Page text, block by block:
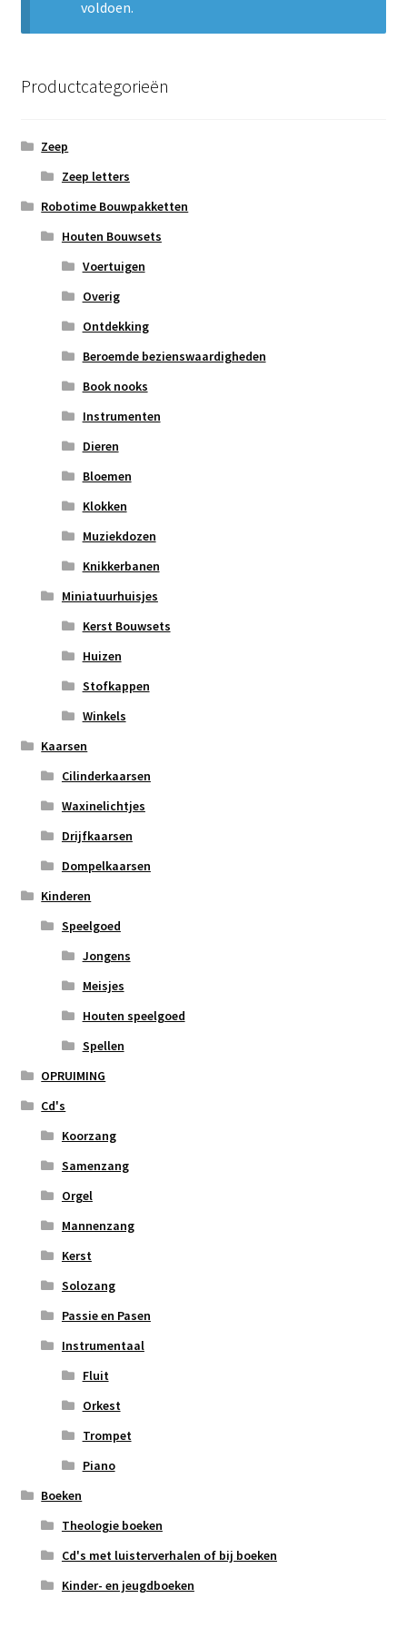
voldoen.
Productcategorieën
Zeep
Zeep letters
Robotime Bouwpakketten
Houten Bouwsets
Voertuigen
Overig
Ontdekking
Beroemde bezienswaardigheden
Book nooks
Instrumenten
Dieren
Bloemen
Klokken
Muziekdozen
Knikkerbanen
Miniatuurhuisjes
Kerst Bouwsets
Huizen
Stofkappen
Winkels
Kaarsen
Cilinderkaarsen
Waxinelichtjes
Drijfkaarsen
Dompelkaarsen
Kinderen
Speelgoed
Jongens
Meisjes
Houten speelgoed
Spellen
OPRUIMING
Cd's
Koorzang
Samenzang
Orgel
Mannenzang
Kerst
Solozang
Passie en Pasen
Instrumentaal
Fluit
Orkest
Trompet
Piano
Boeken
Theologie boeken
Cd's met luisterverhalen of bij boeken
Kinder- en jeugdboeken